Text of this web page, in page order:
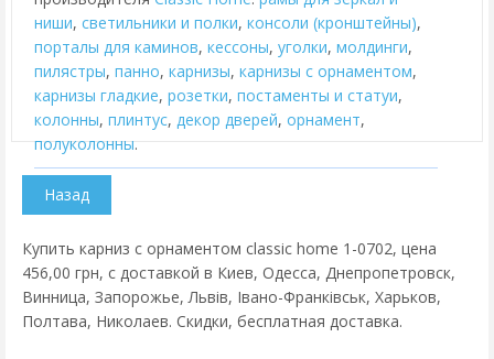
ниши, cветильники и полки, консоли (кронштейны),
порталы для каминов, кессоны, уголки, молдинги,
пилястры, панно, карнизы, карнизы с орнаментом,
карнизы гладкие, розетки, постаменты и статуи,
колонны, плинтус, декор дверей, орнамент,
полуколонны.
Купить карниз с орнаментом classic home 1-0702, цена
456,00 грн, с доставкой в Киев, Одесса, Днепропетровск,
Винница, Запорожье, Львів, Івано-Франківськ, Харьков,
Полтава, Николаев. Скидки, бесплатная доставка.